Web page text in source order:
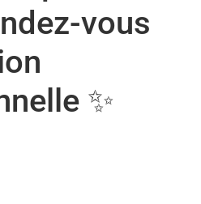
vous
✨